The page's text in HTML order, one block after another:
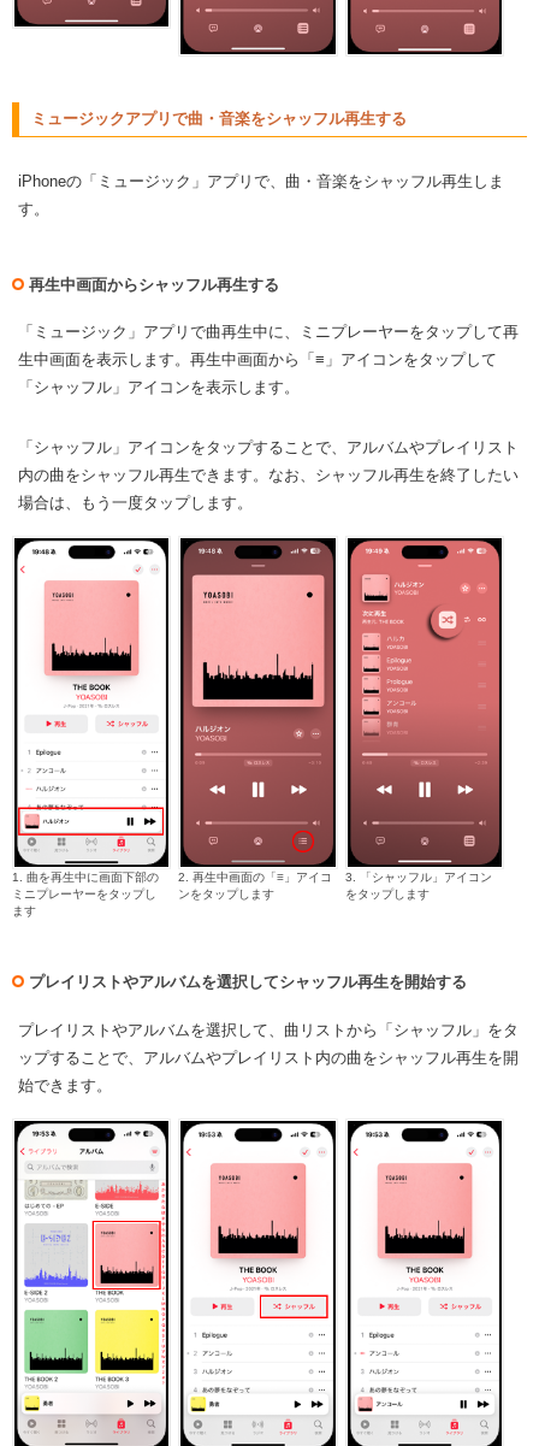
ミュージックアプリで曲・音楽をシャッフル再生する
iPhoneの「ミュージック」アプリで、曲・音楽をシャッフル再生しま
す。
再生中画面からシャッフル再生する
「ミュージック」アプリで曲再生中に、ミニプレーヤーをタップして再
生中画面を表示します。再生中画面から「≡」アイコンをタップして
「シャッフル」アイコンを表示します。
「シャッフル」アイコンをタップすることで、アルバムやプレイリスト
内の曲をシャッフル再生できます。なお、シャッフル再生を終了したい
場合は、もう一度タップします。
1. 曲を再生中に画面下部の
ミニプレーヤーをタップし
ます
2. 再生中画面の「≡」アイコ
ンをタップします
3. 「シャッフル」アイコン
をタップします
プレイリストやアルバムを選択してシャッフル再生を開始する
プレイリストやアルバムを選択して、曲リストから「シャッフル」をタ
ップすることで、アルバムやプレイリスト内の曲をシャッフル再生を開
始できます。